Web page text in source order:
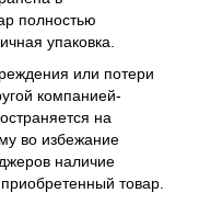
полностью
упаковка.
или потери
компанией-
на
во избежание
наличие
товар.